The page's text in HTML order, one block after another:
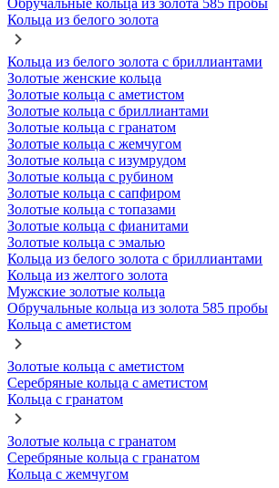
Обручальные кольца из золота 585 пробы
Кольца из белого золота
Кольца из белого золота с бриллиантами
Золотые женские кольца
Золотые кольца с аметистом
Золотые кольца с бриллиантами
Золотые кольца с гранатом
Золотые кольца с жемчугом
Золотые кольца с изумрудом
Золотые кольца с рубином
Золотые кольца с сапфиром
Золотые кольца с топазами
Золотые кольца с фианитами
Золотые кольца с эмалью
Кольца из белого золота с бриллиантами
Кольца из желтого золота
Мужские золотые кольца
Обручальные кольца из золота 585 пробы
Кольца с аметистом
Золотые кольца с аметистом
Серебряные кольца с аметистом
Кольца с гранатом
Золотые кольца с гранатом
Серебряные кольца с гранатом
Кольца с жемчугом